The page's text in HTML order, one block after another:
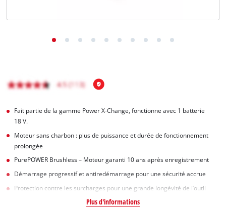
Fait partie de la gamme Power X-Change, fonctionne avec 1 batterie
18 V.
Moteur sans charbon : plus de puissance et durée de fonctionnement
prolongée
PurePOWER Brushless – Moteur garanti 10 ans après enregistrement
Démarrage progressif et antiredémarrage pour une sécurité accrue
Protection contre les surcharges pour une grande longévité de l’outil
Plus d'informations